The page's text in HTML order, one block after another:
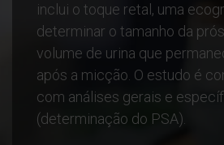
inclui o toque retal, uma
determinar o tamanho da
volume de urina que
após a micção. O estudo é
com análises gerais e
(determinação do PSA).